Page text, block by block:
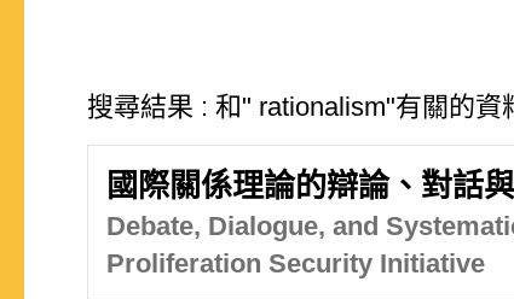
搜尋結果 : 和" rationalism"有關的資
國際關係理論的辯論、對話
Debate, Dialogue, and
Proliferation Security Initiative